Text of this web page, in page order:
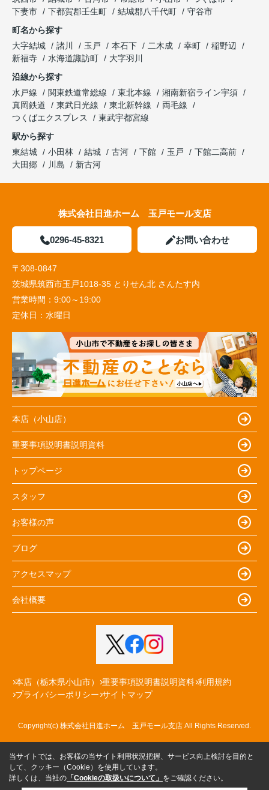
下妻市
下都賀郡壬生町 結城郡八千代町
守谷市
町名から探す
大字結城
諸川 玉戸 本石下 二木成 幸町
稲野辺
新福寺
水海道諏訪町
大字羽川
沿線から探す
水戸線
関東鉄道常総線 東北本線
湘南新宿ライン宇須
真岡鉄道
東武日光線 東北新幹線
両毛線
つくばエクスプレス
東武宇都宮線
駅から探す
東結城
小田林 結城 古河 下館 玉戸
下館二高前
大田郷
川島 新古河
株式会社日進ホーム 玉戸モール支店
0296-45-8321 お問い合わせ
〒308-0847
茨城県筑西市玉戸1018-35 とりせん北 さんたす内
営業時間： 9:00～19:00
定休日： 水曜日
本店（小山店）
重要事項説明書説明資料
トップページ
スタッフ
お客様の声
ブログ
アクセスマップ
会社概要
本店（栃木県小山市） 重要事項説明書説明資料 利用規約
プライバシーポリシー サイトマップ
Copyright(c) 株式会社日進ホーム 玉戸モール支店 All Rights Reserved.
当サイトでは、お客様の当サイト利用状況把握、サービス向上検討を目的と
して、クッキー（Cookie）を使用しています。
詳しくは、当社の 「Cookieの取扱いについて」 をご確認ください。